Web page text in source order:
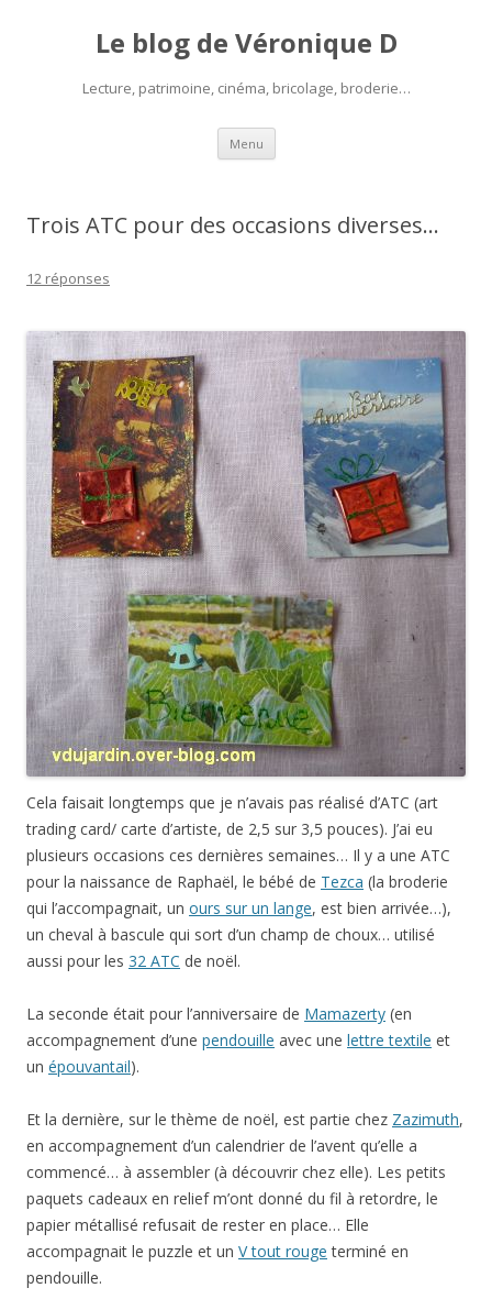
Le blog de Véronique D
Lecture, patrimoine, cinéma, bricolage, broderie…
Menu Aller
contenu
Trois ATC pour des occasions diverses…
12 réponses
Cela faisait longtemps que je n’avais pas réalisé d’ATC (art
trading card/ carte d’artiste, de 2,5 sur 3,5 pouces). J’ai eu
plusieurs occasions ces dernières semaines… Il y a une ATC
pour la naissance de Raphaël, le bébé de Tezca (la broderie
qui l’accompagnait, un ours sur un lange, est bien arrivée…),
un cheval à bascule qui sort d’un champ de choux… utilisé
aussi pour les 32 ATC de noël.
La seconde était pour l’anniversaire de Mamazerty (en
accompagnement d’une pendouille avec une lettre textile et
un épouvantail).
Et la dernière, sur le thème de noël, est partie chez Zazimuth,
en accompagnement d’un calendrier de l’avent qu’elle a
commencé… à assembler (à découvrir chez elle). Les petits
paquets cadeaux en relief m’ont donné du fil à retordre, le
papier métallisé refusait de rester en place… Elle
accompagnait le puzzle et un V tout rouge terminé en
pendouille.